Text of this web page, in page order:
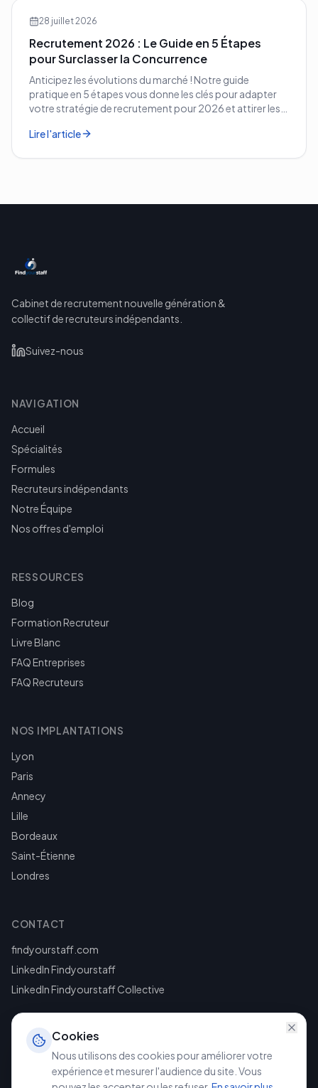
28 juillet 2026
Recrutement 2026 : Le Guide en 5 Étapes
pour Surclasser la Concurrence
Anticipez les évolutions du marché ! Notre guide
pratique en 5 étapes vous donne les clés pour adapter
votre stratégie de recrutement pour 2026 et attirer les
Lire l'article
Cabinet de recrutement nouvelle génération &
collectif de recruteurs indépendants.
Suivez-nous
NAVIGATION
Accueil
Spécialités
Formules
Recruteurs indépendants
Notre Équipe
Nos offres d'emploi
RESSOURCES
Blog
Formation Recruteur
Livre Blanc
FAQ Entreprises
FAQ Recruteurs
NOS IMPLANTATIONS
Lyon
Paris
Annecy
Lille
Bordeaux
Saint-Étienne
Londres
CONTACT
findyourstaff.com
LinkedIn Findyourstaff
LinkedIn Findyourstaff Collective
Cookies
Nous utilisons des cookies pour améliorer votre
expérience et mesurer l'audience du site. Vous